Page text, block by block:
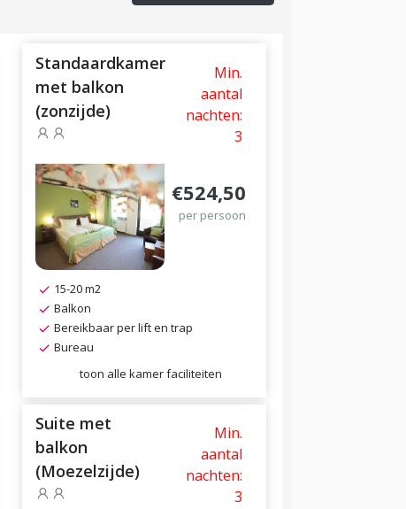
Standaardkamer
met balkon
(zonzijde)
Min.
aantal
nachten:
3
€524,50
per persoon
15-20 m2
Balkon
Bereikbaar per lift en trap
Bureau
toon alle kamer faciliteiten
Suite met
balkon
(Moezelzijde)
Min.
aantal
nachten:
3